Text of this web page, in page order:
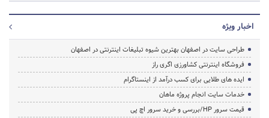
اخبار ویژه
طراحی سایت در اصفهان بهترین شیوه تبلیغات اینترنتی در اصفهان
فروشگاه اینترنتی کشاورزی اگری راز
ایده های طلایی برای کسب درآمد از اینستاگرام
خدمات سایت انجام پروژه ماهان
قیمت سرور HP/بررسی و خرید سرور اچ پی